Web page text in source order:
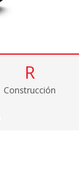
R
Construcción